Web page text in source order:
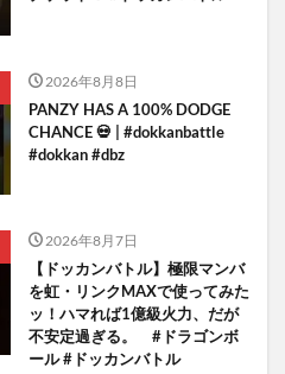
2026年8月8日
PANZY HAS A 100% DODGE
CHANCE 💀 | #dokkanbattle
#dokkan #dbz
2026年8月7日
【ドッカンバトル】極限マンバ
を虹・リンクMAXで使ってみた
ッ！ハマれば1億級火力、だが
不安定過ぎる。 #ドラゴンボ
ール #ドッカンバトル